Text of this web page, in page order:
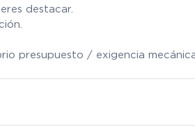
destacar.
presupuesto / exigencia